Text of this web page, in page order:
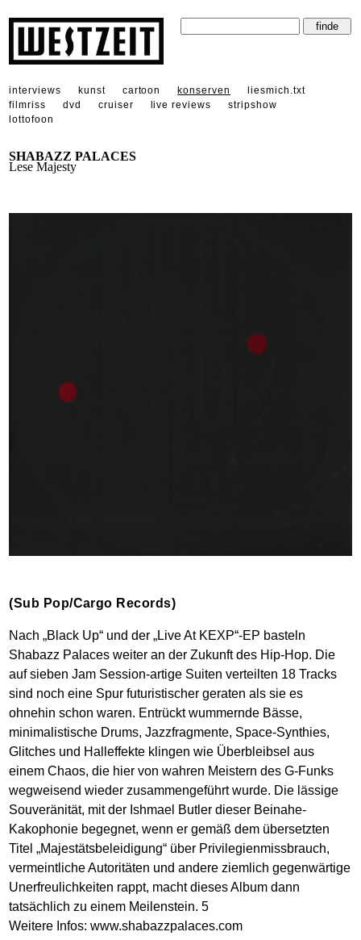
interviews kunst cartoon konserven
liesmich.txt
filmriss
dvd cruiser live reviews
stripshow
lottofoon
SHABAZZ PALACES
Lese Majesty
(Sub Pop/Cargo Records)
Nach „Black Up“ und der „Live At KEXP“-EP basteln
Shabazz Palaces weiter an der Zukunft des Hip-Hop. Die
auf sieben Jam Session-artige Suiten verteilten 18 Tracks
sind noch eine Spur futuristischer geraten als sie es
ohnehin schon waren. Entrückt wummernde Bässe,
minimalistische Drums, Jazzfragmente, Space-Synthies,
Glitches und Halleffekte klingen wie Überbleibsel aus
einem Chaos, die hier von wahren Meistern des G-Funks
wegweisend wieder zusammengeführt wurde. Die lässige
Souveränität, mit der Ishmael Butler dieser Beinahe-
Kakophonie begegnet, wenn er gemäß dem übersetzten
Titel „Majestätsbeleidigung“ über Privilegienmissbrauch,
vermeintliche Autoritäten und andere ziemlich gegenwärtige
Unerfreulichkeiten rappt, macht dieses Album dann
tatsächlich zu einem Meilenstein. 5
Weitere Infos:www.shabazzpalaces.com